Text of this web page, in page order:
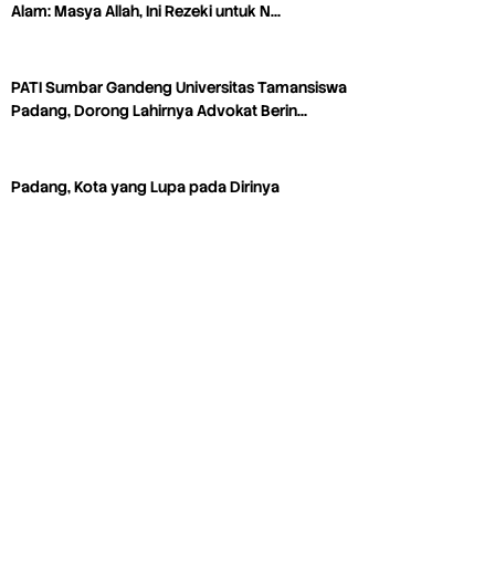
Alam: Masya Allah, Ini Rezeki untuk N…
PATI Sumbar Gandeng Universitas Tamansiswa
Padang, Dorong Lahirnya Advokat Berin…
Padang, Kota yang Lupa pada Dirinya